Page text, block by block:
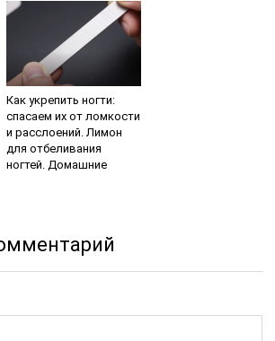
применения овоща для
Как укрепить ногти:
спасаем их от ломкости
и расслоений. Лимон
для отбеливания
ногтей. Домашние